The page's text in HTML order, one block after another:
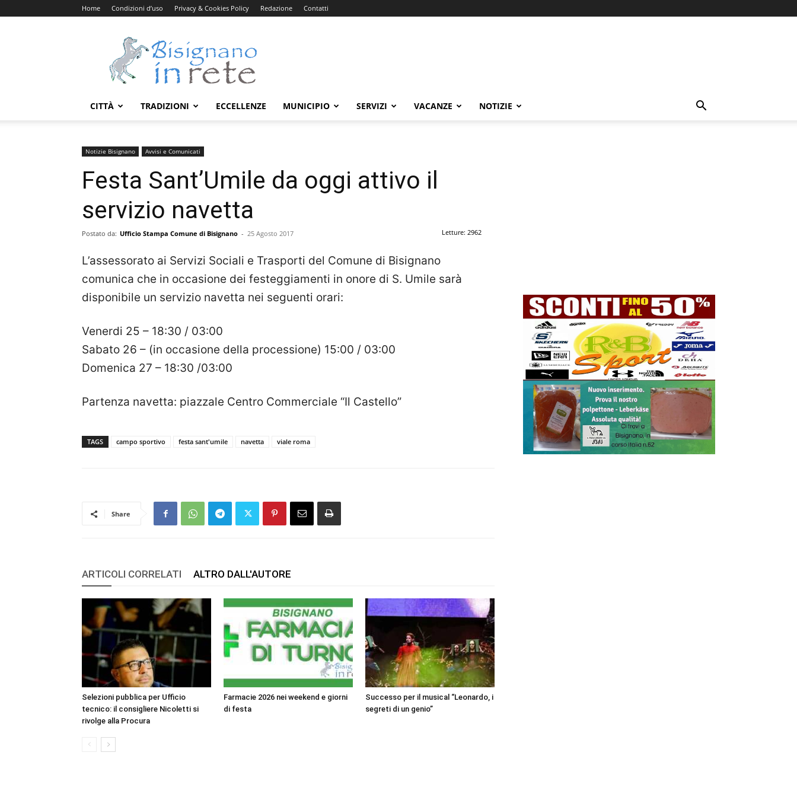
Home Condizioni d’uso Privacy & Cookies Policy Redazione Contatti
Bisignanoinrete.com
CITTÀ TRADIZIONI ECCELLENZE MUNICIPIO SERVIZI VACANZE NOTIZIE
Notizie Bisignano Avvisi e Comunicati
Festa Sant’Umile da oggi attivo il
servizio navetta
Postato da: Ufficio Stampa Comune di Bisignano - 25 Agosto 2017 Letture: 2962
L’assessorato ai Servizi Sociali e Trasporti del Comune di Bisignano
comunica che in occasione dei festeggiamenti in onore di S. Umile sarà
disponibile un servizio navetta nei seguenti orari:
Venerdi 25 – 18:30 / 03:00
Sabato 26 – (in occasione della processione) 15:00 / 03:00
Domenica 27 – 18:30 /03:00
Partenza navetta: piazzale Centro Commerciale “Il Castello”
TAGS campo sportivo festa sant'umile navetta viale roma
Share
ARTICOLI CORRELATI ALTRO DALL'AUTORE
Selezioni pubblica per Ufficio
tecnico: il consigliere Nicoletti si
rivolge alla Procura
Farmacie 2026 nei weekend e giorni
di festa
Successo per il musical “Leonardo, i
segreti di un genio”